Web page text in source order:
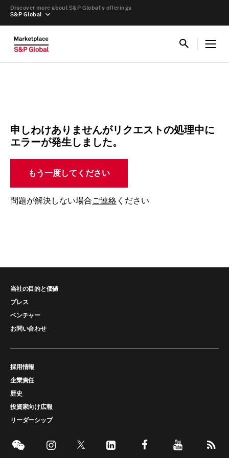
S&P Global
Discover more about S&P Global’s offerings
申しわけありませんがリクエストの処理中に
エラーが発生しました。
もう一度してください
問題が解決しない場合ご連絡 ください
当社の目的と価値
プレス
ベンチャー
お問い合わせ
採用情報
企業責任
歴史
投資家向け広報
リーダーシップ